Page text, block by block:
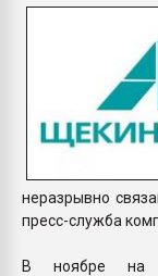
неразрывно
пресс-служба
В ноябре на